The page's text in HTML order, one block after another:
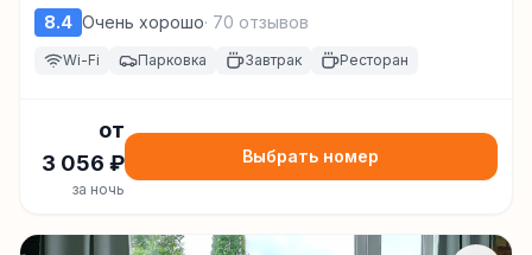
8.4 Очень хорошо· 70 отзывов
Wi-Fi Парковка Завтрак Ресторан
от
3 056 ₽
за ночь
Выбрать номер